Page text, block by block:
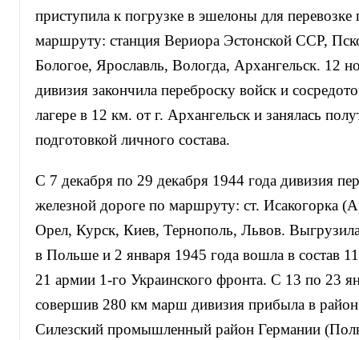
приступила к погрузке в эшелоны для
маршруту: станция Вериора Эстонской ССР,
Бологое, Ярославль, Вологда, Архангельск. 12
дивизия закончила переброску войск и
лагере в 12 км. от г. Архангельск и занялась
подготовкой личного состава.
С 7 декабря по 29 декабря 1944 года дивизия
железной дороге по маршруту: ст. Исакогорка
Орел, Курск, Киев, Тернополь, Львов.
в Польше и 2 января 1945 года вошла в состав
21 армии 1-го Украинского фронта. С 13 по 23
совершив 280 км марш дивизия прибыла в
Силезский промышленный район Германии